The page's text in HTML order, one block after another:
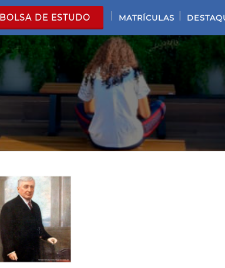
BOLSA DE ESTUDO MATRÍCULAS